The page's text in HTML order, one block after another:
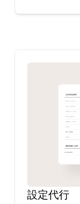
設定代行